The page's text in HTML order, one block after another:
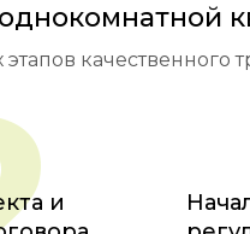
качественного
и